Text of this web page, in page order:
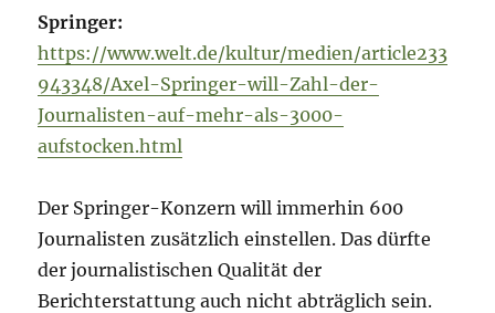
Springer:
https://www.welt.de/kultur/medien/article233
943348/Axel-Springer-will-Zahl-der-
Journalisten-auf-mehr-als-3000-
aufstocken.html
Der Springer-Konzern will immerhin 600
Journalisten zusätzlich einstellen. Das dürfte
der journalistischen Qualität der
Berichterstattung auch nicht abträglich sein.